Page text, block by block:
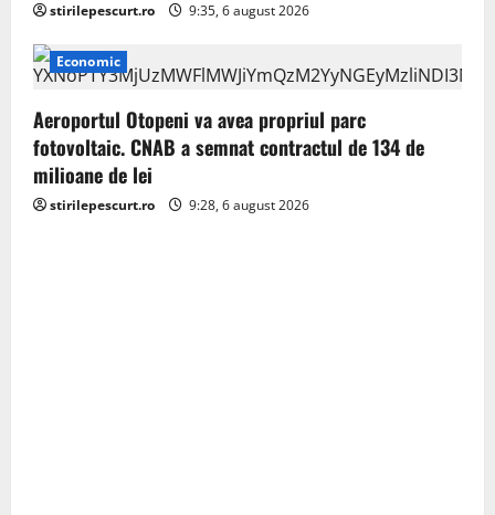
stirilepescurt.ro 9:35, 6 august 2026
Economic
Aeroportul Otopeni va avea propriul parc
fotovoltaic. CNAB a semnat contractul de 134 de
milioane de lei
stirilepescurt.ro 9:28, 6 august 2026